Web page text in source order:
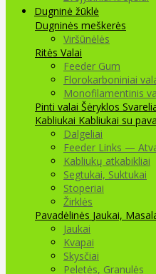
Dugninė žūklė
Dugninės meškerės
Viršūnėlės
Ritės Valai
Feeder Gum
Florokarboniniai
Monofilamentinis
Pinti valai Šėryklos
Kabliukai Kabliukai su
Dalgeliai
Feeder Links —
Kabliukų atkabikliai
Segtukai, Suktukai
Stoperiai
Žirklės
Pavadėlinės Jaukai,
Jaukai
Kvapai
Skysčiai
Peletės, Granulės